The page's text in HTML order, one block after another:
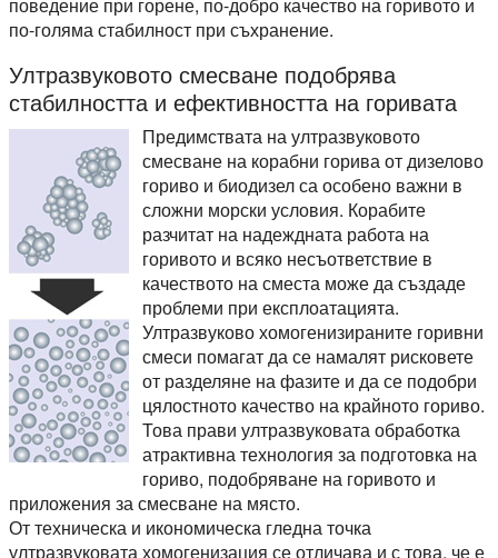
поведение при горене, по-добро качество на горивото и
по-голяма стабилност при съхранение.
Ултразвуковото смесване подобрява
стабилността и ефективността на горивата
Предимствата на ултразвуковото
смесване на корабни горива от дизелово
гориво и биодизел са особено важни в
сложни морски условия. Корабите
разчитат на надеждната работа на
горивото и всяко несъответствие в
качеството на сместа може да създаде
проблеми при експлоатацията.
Ултразвуково хомогенизираните горивни
смеси помагат да се намалят рисковете
от разделяне на фазите и да се подобри
цялостното качество на крайното гориво.
Това прави ултразвуковата обработка
атрактивна технология за подготовка на
гориво, подобряване на горивото и
приложения за смесване на място.
От техническа и икономическа гледна точка
ултразвуковата хомогенизация се отличава и с това, че е